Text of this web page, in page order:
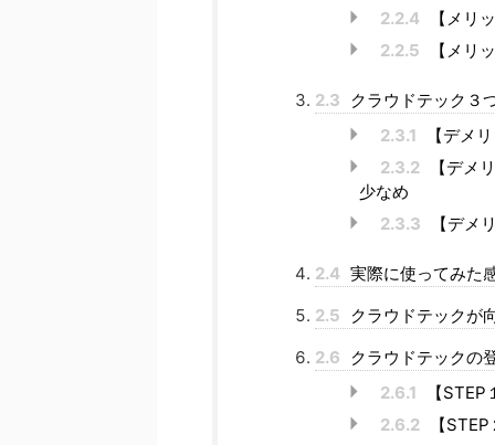
2.2.4
【メリ
2.2.5
【メリ
2.3 クラウドテック３
2.3.1
【デメ
2.3.2
【デメ
少なめ
2.3.3
【デメ
2.4 実際に使ってみた
2.5 クラウドテックが
2.6 クラウドテックの
2.6.1
【
2.6.2
【